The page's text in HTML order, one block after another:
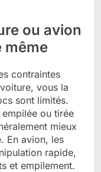
ou avion
même
contraintes
vous la
sont limités.
ou tirée
mieux
En avion, les
rapide,
et empilement.